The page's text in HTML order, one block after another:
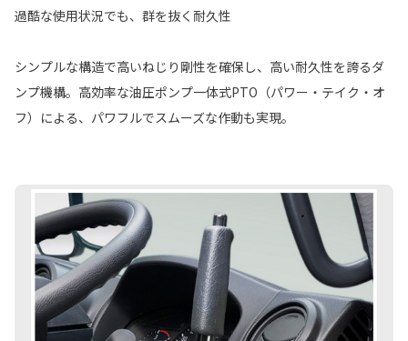
過酷な使用状況でも、群を抜く耐久性
シンプルな構造で高いねじり剛性を確保し、高い耐久性を誇るダ
ンプ機構。高効率な油圧ポンプ一体式PTO（パワー・テイク・オ
フ）による、パワフルでスムーズな作動も実現。